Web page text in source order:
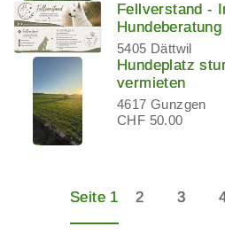
Fellverstand -
Hundeberatung
5405 Dättwil
Hundeplatz
vermieten
4617 Gunzgen
CHF 50.00
Seite 1 2 3